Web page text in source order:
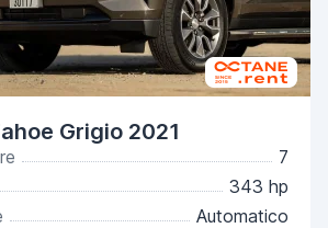
Grigio 2021
7
343 hp
Automatico